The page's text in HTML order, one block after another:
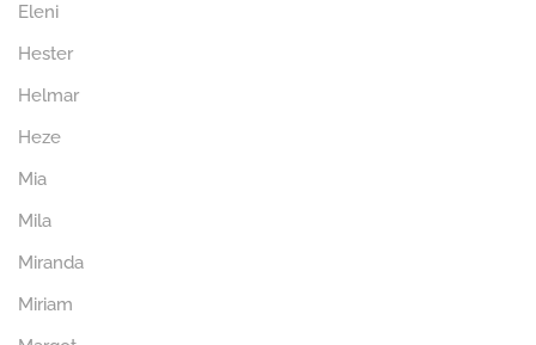
Eleni
Hester
Helmar
Heze
Mia
Mila
Miranda
Miriam